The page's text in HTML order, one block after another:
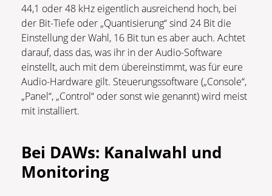
44,1 oder 48 kHz eigentlich ausreichend hoch, bei
der Bit-Tiefe oder „Quantisierung“ sind 24 Bit die
Einstellung der Wahl, 16 Bit tun es aber auch. Achtet
darauf, dass das, was ihr in der Audio-Software
einstellt, auch mit dem übereinstimmt, was für eure
Audio-Hardware gilt. Steuerungssoftware („Console“,
„Panel“, „Control“ oder sonst wie genannt) wird meist
mit installiert.
Bei DAWs: Kanalwahl und
Monitoring